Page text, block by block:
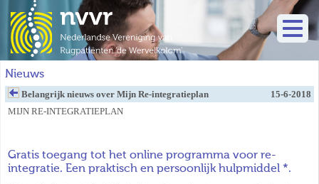
Nieuws
Belangrijk nieuws over Mijn Re-integratieplan
15-6-2018
MIJN RE-INTEGRATIEPLAN
Gratis toegang tot het online programma voor re-
integratie. Een praktisch en persoonlijk hulpmiddel *.